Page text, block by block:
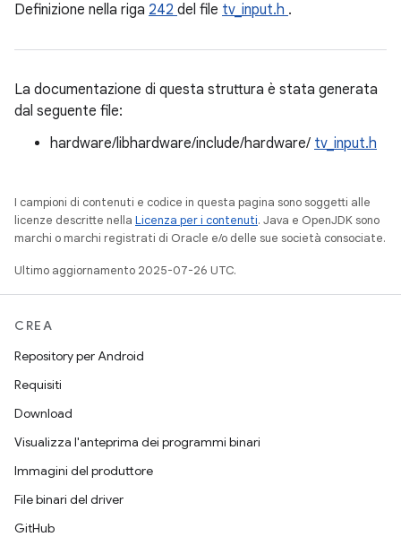
Definizione nella riga 242 del file tv_input.h .
La documentazione di questa struttura è stata generata
dal seguente file:
hardware/libhardware/include/hardware/ tv_input.h
I campioni di contenuti e codice in questa pagina sono soggetti alle
licenze descritte nella Licenza per i contenuti. Java e OpenJDK sono
marchi o marchi registrati di Oracle e/o delle sue società consociate.
Ultimo aggiornamento 2025-07-26 UTC.
CREA
Repository per Android
Requisiti
Download
Visualizza l'anteprima dei programmi binari
Immagini del produttore
File binari del driver
GitHub